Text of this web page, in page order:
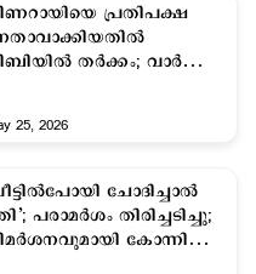
പ്രതിപക്ഷ
തര്‍ക്കം; വാര്‍ത്ത
25, 2026
ചോദിച്ചാല്‍
പരാമര്‍ശം തിരിച്ചടിച്ചു;
കോന്നി